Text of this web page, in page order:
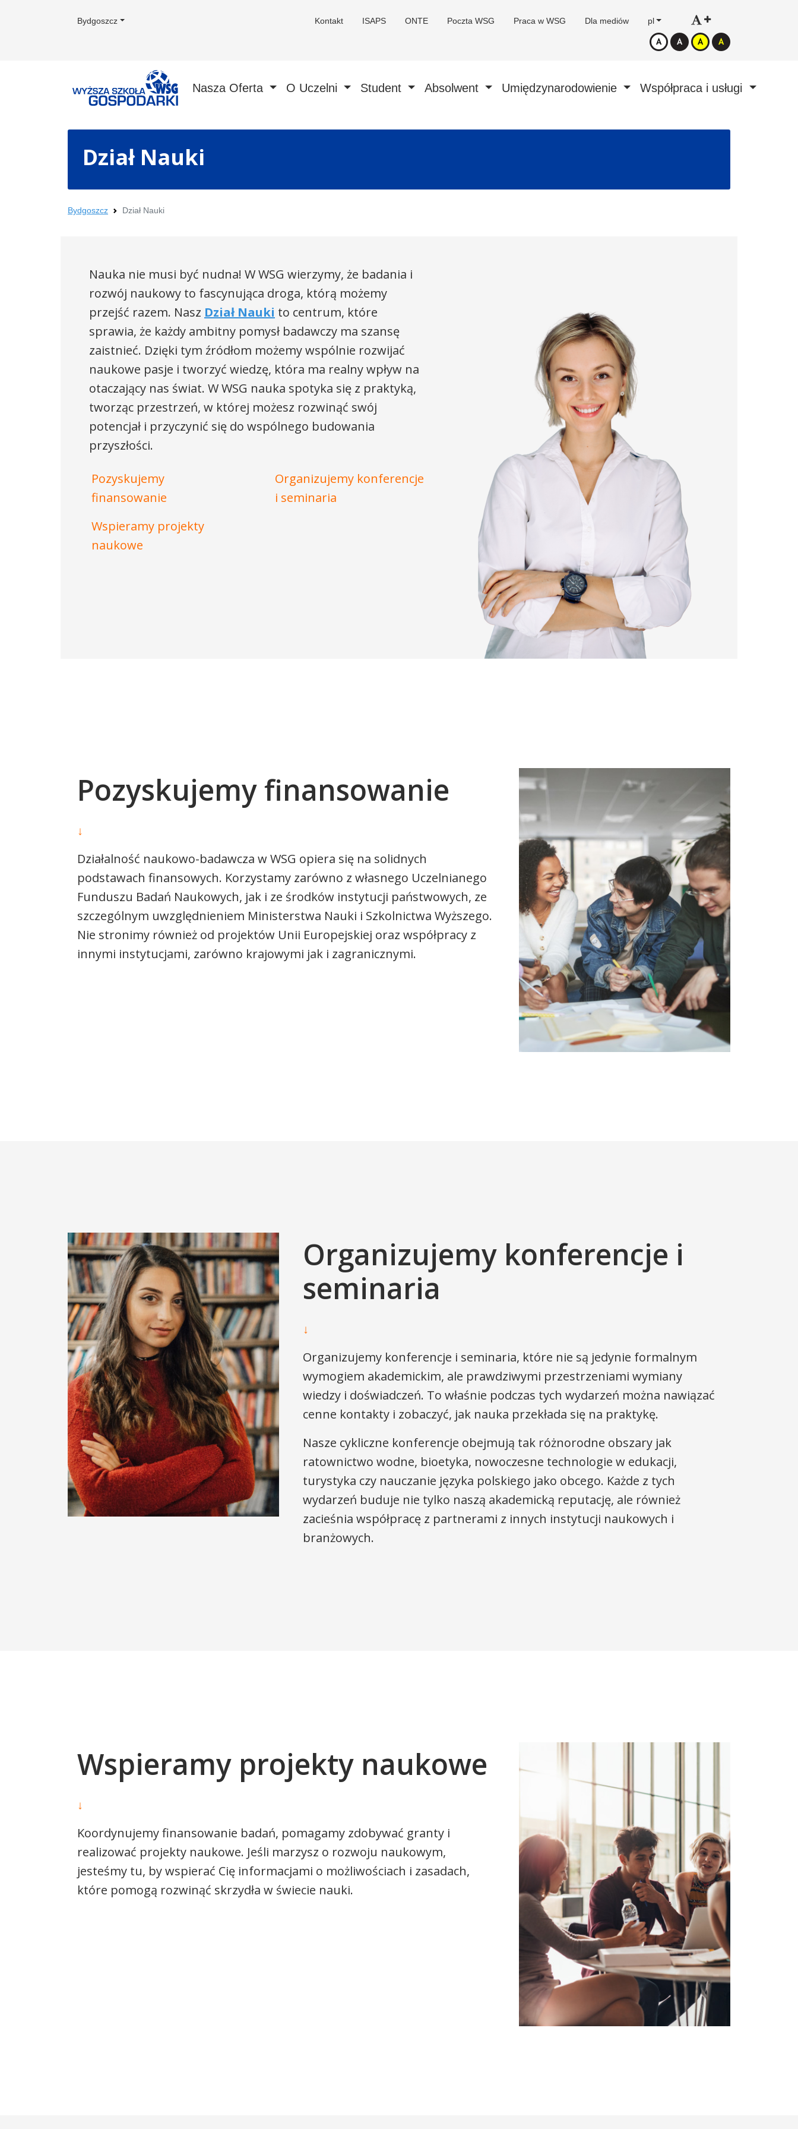
Bydgoszcz Kontakt ISAPS ONTE Poczta WSG Praca w WSG Dla mediów pl
Nasza Oferta O Uczelni Student Absolwent Umiędzynarodowienie Współpraca i usługi
Dział Nauki
Bydgoszcz Dział Nauki
Nauka nie musi być nudna! W WSG wierzymy, że badania i
rozwój naukowy to fascynująca droga, którą możemy
przejść razem. Nasz Dział Nauki to centrum, które
sprawia, że każdy ambitny pomysł badawczy ma szansę
zaistnieć. Dzięki tym źródłom możemy wspólnie rozwijać
naukowe pasje i tworzyć wiedzę, która ma realny wpływ na
otaczający nas świat. W WSG nauka spotyka się z praktyką,
tworząc przestrzeń, w której możesz rozwinąć swój
potencjał i przyczynić się do wspólnego budowania
przyszłości.
Pozyskujemy
finansowanie
Organizujemy konferencje
i seminaria
Wspieramy projekty
naukowe
Pozyskujemy finansowanie
↓
Działalność naukowo-badawcza w WSG opiera się na solidnych
podstawach finansowych. Korzystamy zarówno z własnego Uczelnianego
Funduszu Badań Naukowych, jak i ze środków instytucji państwowych, ze
szczególnym uwzględnieniem Ministerstwa Nauki i Szkolnictwa Wyższego.
Nie stronimy również od projektów Unii Europejskiej oraz współpracy z
innymi instytucjami, zarówno krajowymi jak i zagranicznymi.
Organizujemy konferencje i
seminaria
↓
Organizujemy konferencje i seminaria, które nie są jedynie formalnym
wymogiem akademickim, ale prawdziwymi przestrzeniami wymiany
wiedzy i doświadczeń. To właśnie podczas tych wydarzeń można nawiązać
cenne kontakty i zobaczyć, jak nauka przekłada się na praktykę.
Nasze cykliczne konferencje obejmują tak różnorodne obszary jak
ratownictwo wodne, bioetyka, nowoczesne technologie w edukacji,
turystyka czy nauczanie języka polskiego jako obcego. Każde z tych
wydarzeń buduje nie tylko naszą akademicką reputację, ale również
zacieśnia współpracę z partnerami z innych instytucji naukowych i
branżowych.
Wspieramy projekty naukowe
↓
Koordynujemy finansowanie badań, pomagamy zdobywać granty i
realizować projekty naukowe. Jeśli marzysz o rozwoju naukowym,
jesteśmy tu, by wspierać Cię informacjami o możliwościach i zasadach,
które pomogą rozwinąć skrzydła w świecie nauki.